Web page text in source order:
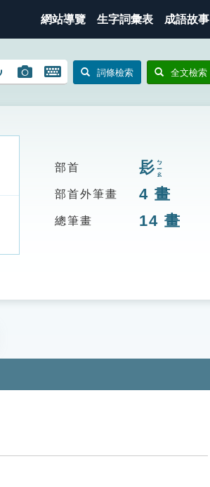
網站導覽 生字詞彙表 成語故事
圖
搜
開
鍵
詞條檢索 全文檢索
部首 髟ㄅㄧㄠ
部首外筆畫 4 畫
總筆畫 14 畫